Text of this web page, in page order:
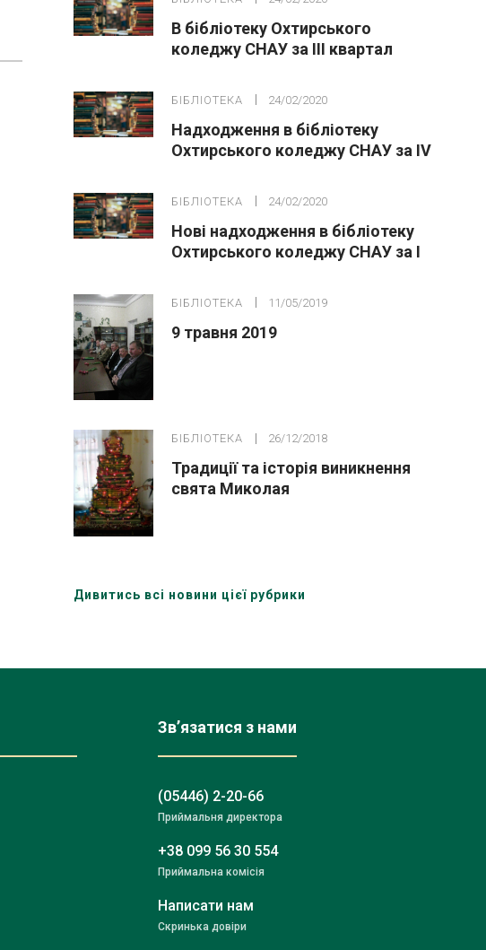
В бібліотеку Охтирського
коледжу СНАУ за ІІІ квартал
примірників,
БІБЛІОТЕКА 24/02/2020
Надходження в бібліотеку
Охтирського коледжу СНАУ за ІV
БІБЛІОТЕКА 24/02/2020
Нові надходження в бібліотеку
Охтирського коледжу СНАУ за І
БІБЛІОТЕКА 11/05/2019
9 травня 2019
БІБЛІОТЕКА 26/12/2018
Традиції та історія виникнення
свята Миколая
Дивитись всі новини цієї рубрики
Зв’язатися з нами
(05446) 2-20-66
Приймальня директора
+38 099 56 30 554
Приймальна комісія
Написати нам
Скринька довіри